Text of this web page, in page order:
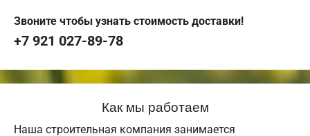
Звоните чтобы узнать стоимость доставки!
+7 921 027-89-78
Как мы работаем
Наша строительная компания занимается